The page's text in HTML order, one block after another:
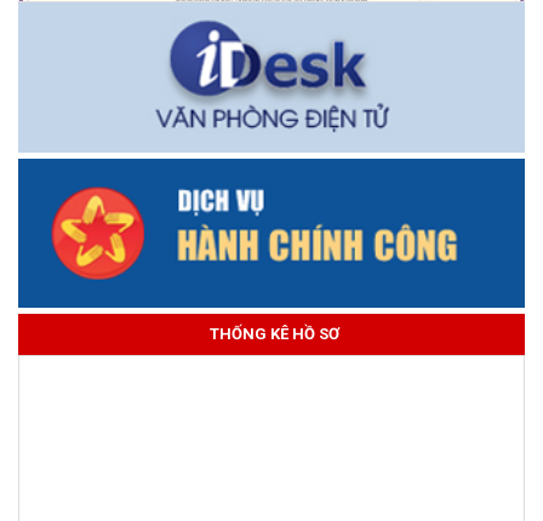
THỐNG KÊ HỒ SƠ